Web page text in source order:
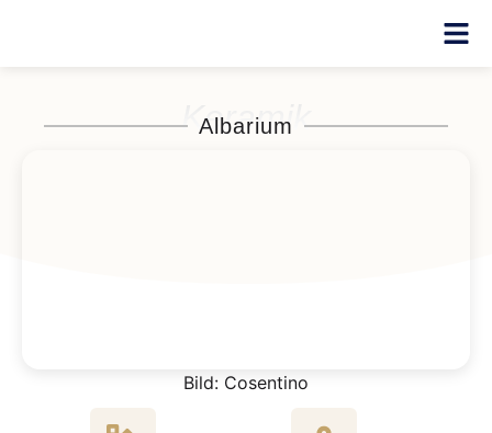
Keramik
Albarium
Bild: Cosentino